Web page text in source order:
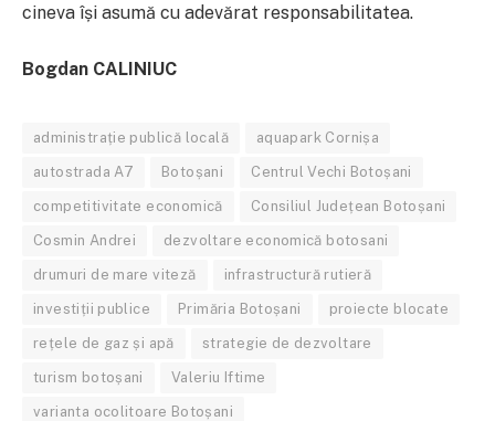
cineva își asumă cu adevărat responsabilitatea.
Bogdan CALINIUC
administrație publică locală aquapark Cornișa
autostrada A7 Botoșani Centrul Vechi Botoșani
competitivitate economică Consiliul Județean Botoșani
Cosmin Andrei dezvoltare economică botosani
drumuri de mare viteză infrastructură rutieră
investiții publice Primăria Botoșani proiecte blocate
rețele de gaz și apă strategie de dezvoltare
turism botoșani Valeriu Iftime
varianta ocolitoare Botoșani